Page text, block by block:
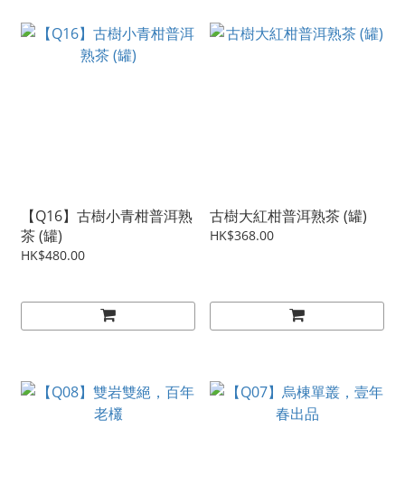
【Q16】古樹小青柑普洱熟
茶 (罐)
HK$480.00
古樹大紅柑普洱熟茶 (罐)
HK$368.00